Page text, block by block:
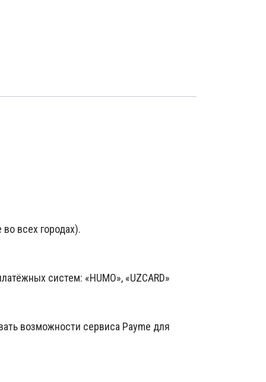
всех городах).
систем: «HUMO», «UZCARD»
возможности сервиса Payme для